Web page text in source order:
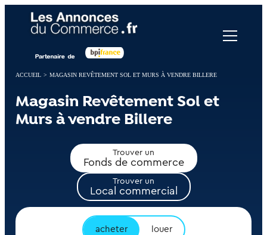
ACCUEIL > MAGASIN REVÊTEMENT SOL ET MURS À VENDRE BILLERE
Magasin Revêtement Sol et
Murs à vendre Billere
Trouver un
Fonds de commerce
Trouver un
Local commercial
acheter louer
Panneau de gestion des cookies